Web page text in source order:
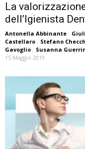
La
dell’Igienista
Antonella Abbinante ,
Castellaro , Stefano
Gavoglio , Susanna
15 Maggio 2019